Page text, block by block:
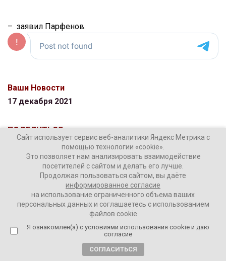
– заявил Парфенов.
Ваши Новости
17 декабря 2021
ПОДЕЛИТЬСЯ
ТЕГИ: Госдума Единая Россия КПРФ
Комментировать
Сайт использует сервис веб-аналитики Яндекс Метрика с
помощью технологии «cookie».
Это позволяет нам анализировать взаимодействие
посетителей с сайтом и делать его лучше.
Продолжая пользоваться сайтом, вы даёте
информированное согласие
на использование ограниченного объема ваших
персональных данных и соглашаетесь с использованием
файлов cookie
Я ознакомлен(а) с условиями использования cookie и даю
согласие
СОГЛАСИТЬСЯ